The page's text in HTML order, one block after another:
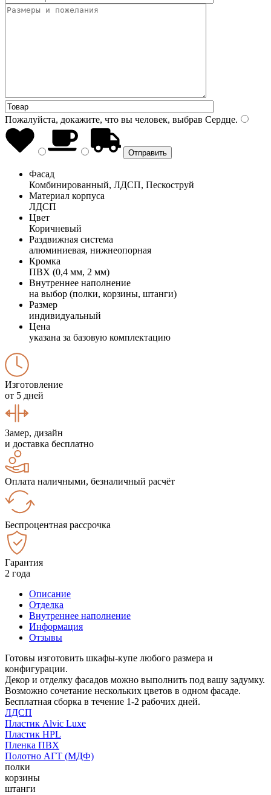
Пожалуйста, докажите, что вы человек, выбрав Сердце.
Фасад
Комбинированный, ЛДСП, Пескоструй
Материал корпуса
ЛДСП
Цвет
Коричневый
Раздвижная система
алюминиевая, нижнеопорная
Кромка
ПВХ (0,4 мм, 2 мм)
Внутреннее наполнение
на выбор (полки, корзины, штанги)
Размер
индивидуальный
Цена
указана за базовую комплектацию
Изготовление
от 5 дней
Замер, дизайн
и доставка бесплатно
Оплата наличными, безналичный расчёт
Беспроцентная рассрочка
Гарантия
2 года
Описание
Отделка
Внутреннее наполнение
Информация
Отзывы
Готовы изготовить шкафы-купе любого размера и
конфигурации.
Декор и отделку фасадов можно выполнить под вашу задумку.
Возможно сочетание нескольких цветов в одном фасаде.
Бесплатная сборка в течение 1-2 рабочих дней.
ЛДСП
Пластик Alvic Luxe
Пластик HPL
Пленка ПВХ
Полотно АГТ (МДФ)
полки
корзины
штанги